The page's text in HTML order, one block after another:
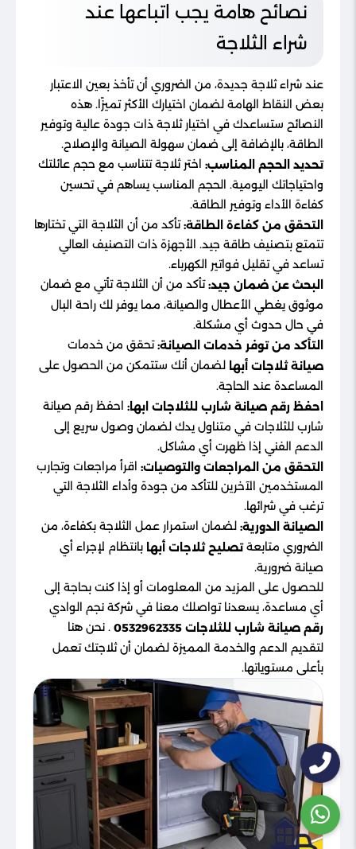
نصائح هامة يجب اتباعها عند
شراء الثلاجة
عند شراء ثلاجة جديدة، من الضروري أن تأخذ بعين الاعتبار
بعض النقاط الهامة لضمان اختيارك الأكثر تميزًا. هذه
النصائح ستساعدك في اختيار ثلاجة ذات جودة عالية وتوفير
الطاقة، بالإضافة إلى ضمان سهولة الصيانة والإصلاح.
تحديد الحجم المناسب: اختر ثلاجة تتناسب مع حجم عائلتك
واحتياجاتك اليومية. الحجم المناسب يساهم في تحسين
كفاءة الأداء وتوفير الطاقة.
التحقق من كفاءة الطاقة:تأكد من أن الثلاجة التي تختارها
تتمتع بتصنيف طاقة جيد. الأجهزة ذات التصنيف العالي
تساعد في تقليل فواتير الكهرباء.
البحث عن ضمان جيد:تأكد من أن الثلاجة تأتي مع ضمان
موثوق يغطي الأعطال والصيانة، مما يوفر لك راحة البال
في حال حدوث أي مشكلة.
التأكد من توفر خدمات الصيانة:تحقق من خدمات
صيانة ثلاجات أبها لضمان أنك ستتمكن من الحصول على
المساعدة عند الحاجة.
احفظ رقم صيانة شارب للثلاجات ابها: احفظ رقم صيانة
شارب للثلاجات في متناول يدك لضمان وصول سريع إلى
الدعم الفني إذا ظهرت أي مشاكل.
التحقق من المراجعات والتوصيات: اقرأ مراجعات وتجارب
المستخدمين الآخرين للتأكد من جودة وأداء الثلاجة التي
ترغب في شرائها.
الصيانة الدورية: لضمان استمرار عمل الثلاجة بكفاءة، من
الضروري متابعةتصليح ثلاجات أبها بانتظام لإجراء أي
صيانة ضرورية.
للحصول على المزيد من المعلومات أو إذا كنت بحاجة إلى
أي مساعدة، يسعدنا تواصلك معنا في شركة نجم الوادي
رقم صيانة شارب للثلاجات 0532962335
. نحن هنا
لتقديم الدعم والخدمة المميزة لضمان أن ثلاجتك تعمل
بأعلى مستوياتها.